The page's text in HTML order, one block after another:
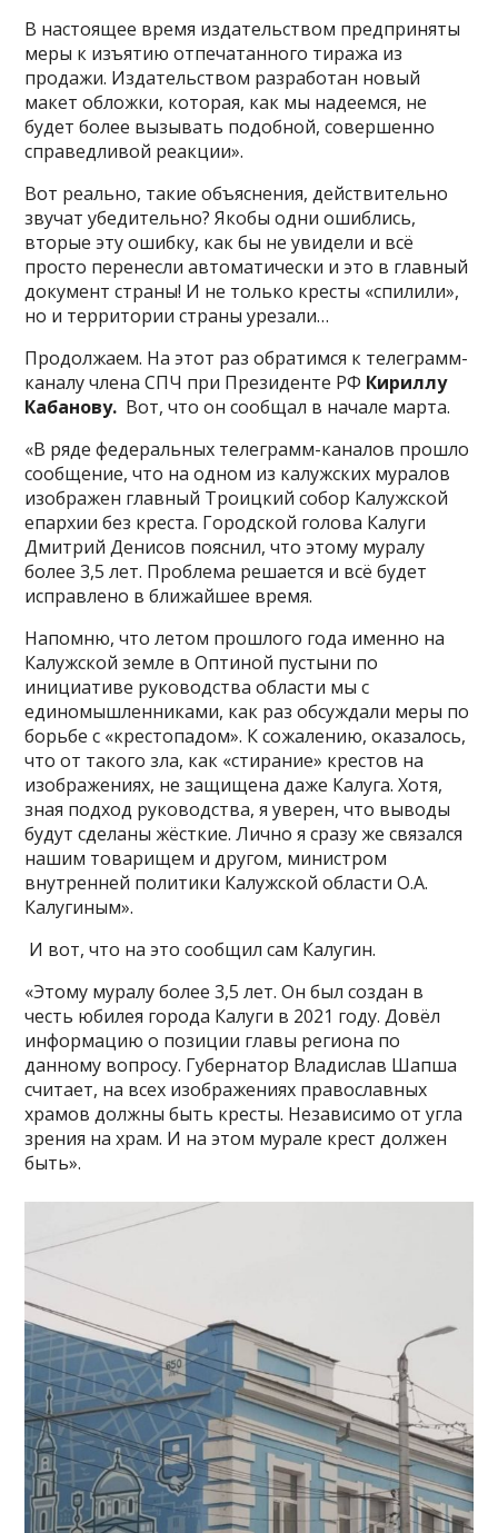
В настоящее время издательством предприняты
меры к изъятию отпечатанного тиража из
продажи. Издательством разработан новый
макет обложки, которая, как мы надеемся, не
будет более вызывать подобной, совершенно
справедливой реакции».
Вот реально, такие объяснения, действительно
звучат убедительно? Якобы одни ошиблись,
вторые эту ошибку, как бы не увидели и всё
просто перенесли автоматически и это в главный
документ страны! И не только кресты «спилили»,
но и территории страны урезали…
Продолжаем. На этот раз обратимся к телеграмм-
каналу члена СПЧ при Президенте РФ Кириллу
Кабанову. Вот, что он сообщал в начале марта.
«В ряде федеральных телеграмм-каналов прошло
сообщение, что на одном из калужских муралов
изображен главный Троицкий собор Калужской
епархии без креста. Городской голова Калуги
Дмитрий Денисов пояснил, что этому муралу
более 3,5 лет. Проблема решается и всё будет
исправлено в ближайшее время.
Напомню, что летом прошлого года именно на
Калужской земле в Оптиной пустыни по
инициативе руководства области мы с
единомышленниками, как раз обсуждали меры по
борьбе с «крестопадом». К сожалению, оказалось,
что от такого зла, как «стирание» крестов на
изображениях, не защищена даже Калуга. Хотя,
зная подход руководства, я уверен, что выводы
будут сделаны жёсткие. Лично я сразу же связался
нашим товарищем и другом, министром
внутренней политики Калужской области О.А.
Калугиным».
И вот, что на это сообщил сам Калугин.
«Этому муралу более 3,5 лет. Он был создан в
честь юбилея города Калуги в 2021 году. Довёл
информацию о позиции главы региона по
данному вопросу. Губернатор Владислав Шапша
считает, на всех изображениях православных
храмов должны быть кресты. Независимо от угла
зрения на храм. И на этом мурале крест должен
быть».